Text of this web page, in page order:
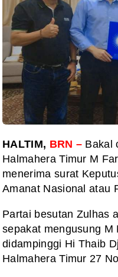
HALTIM, BRN – Bakal
Halmahera Timur M
menerima surat
Amanat Nasional atau
Partai besutan Zulhas
sepakat mengusung M
didampinggi Hi Thaib
Halmahera Timur 27